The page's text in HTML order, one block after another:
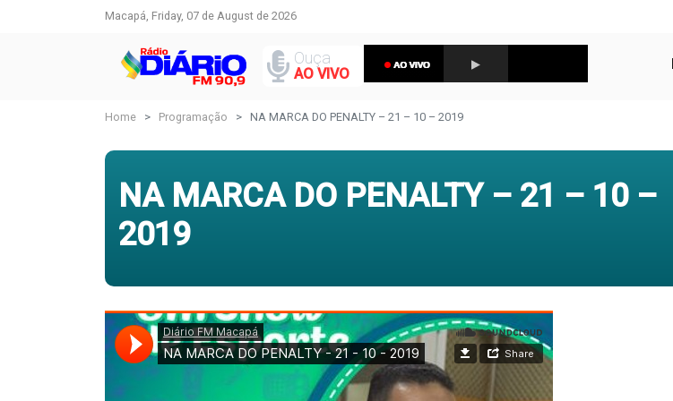
Macapá, Friday, 07 de August de 2026
Ouça
AO VIVO
Home Programação NA MARCA DO PENALTY – 21 – 10 – 2019
NA MARCA DO PENALTY – 21 – 10 –
2019